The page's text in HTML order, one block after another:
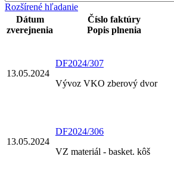
Rozšírené hľadanie
Dátum
zverejnenia
Číslo faktúry
Popis plnenia
13.05.2024
DF2024/307
Vývoz VKO zberový dvor
13.05.2024
DF2024/306
VZ materiál - basket. kôš